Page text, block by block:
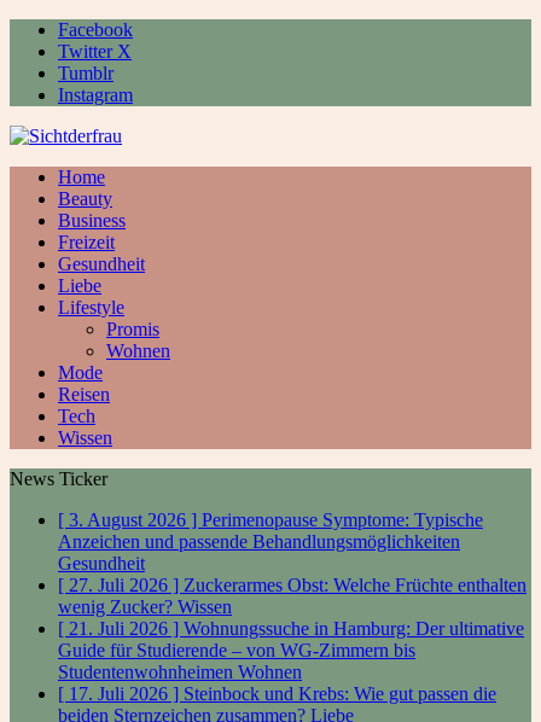
Facebook
Twitter X
Tumblr
Instagram
Home
Beauty
Business
Freizeit
Gesundheit
Liebe
Lifestyle
Promis
Wohnen
Mode
Reisen
Tech
Wissen
News Ticker
[ 3. August 2026 ] Perimenopause Symptome: Typische
Anzeichen und passende Behandlungsmöglichkeiten
Gesundheit
[ 27. Juli 2026 ] Zuckerarmes Obst: Welche Früchte enthalten
wenig Zucker? Wissen
[ 21. Juli 2026 ] Wohnungssuche in Hamburg: Der ultimative
Guide für Studierende – von WG-Zimmern bis
Studentenwohnheimen Wohnen
[ 17. Juli 2026 ] Steinbock und Krebs: Wie gut passen die
beiden Sternzeichen zusammen? Liebe